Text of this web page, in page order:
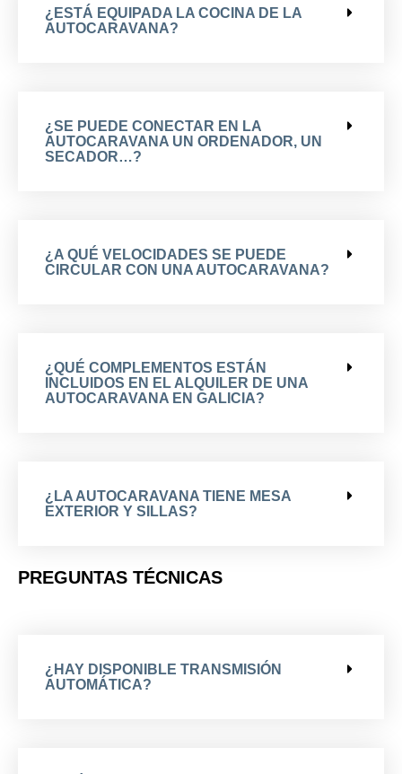
¿ESTÁ EQUIPADA LA COCINA DE LA
AUTOCARAVANA?
¿SE PUEDE CONECTAR EN LA
AUTOCARAVANA UN ORDENADOR, UN
SECADOR…?
¿A QUÉ VELOCIDADES SE PUEDE
CIRCULAR CON UNA AUTOCARAVANA?
¿QUÉ COMPLEMENTOS ESTÁN
INCLUIDOS EN EL ALQUILER DE UNA
AUTOCARAVANA EN GALICIA?
¿LA AUTOCARAVANA TIENE MESA
EXTERIOR Y SILLAS?
PREGUNTAS TÉCNICAS
¿HAY DISPONIBLE TRANSMISIÓN
AUTOMÁTICA?